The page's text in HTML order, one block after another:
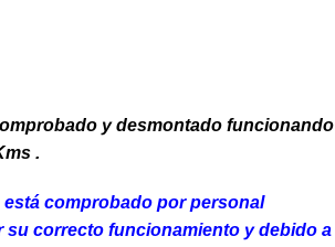
y desmontado funcionando
.
comprobado por personal
su correcto funcionamiento y debido a